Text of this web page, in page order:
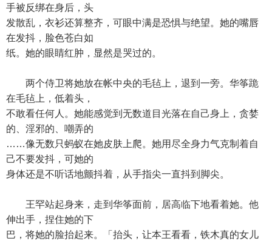
手被反绑在身后，头
发散乱，衣衫还算整齐，可眼中满是恐惧与绝望。她的嘴唇
在发抖，脸色苍白如
纸。她的眼睛红肿，显然是哭过的。
两个侍卫将她放在帐中央的毛毡上，退到一旁。华筝跪
在毛毡上，低着头，
不敢看任何人。她能感觉到无数道目光落在自己身上，贪婪
的、淫邪的、嘲弄的
……像无数只蚂蚁在她皮肤上爬。她用尽全身力气克制着自
己不要发抖，可她的
身体还是不听话地颤抖着，从手指尖一直抖到脚尖。
王罕站起身来，走到华筝面前，居高临下地看着她。他
伸出手，捏住她的下
巴，将她的脸抬起来。「抬头，让本王看看，铁木真的女儿